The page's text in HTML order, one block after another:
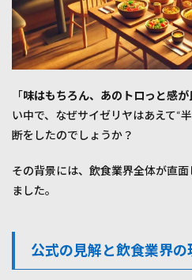
た“新
メニ
ュ
ー”も
注目
サイ
ゼの
楽し
化”し
てい
おす
すめ
の組
「味はもちろん、あのトロっと感
い中で、なぜサイゼリヤはあえて“
断をしたのでしょうか？
その背景には、飲食業界全体が直
ました。
公式の見解と飲食業界の